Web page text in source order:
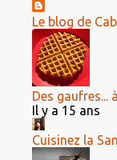
Le blog de
Des gaufres...
Il y a 15 ans
Cuisinez la